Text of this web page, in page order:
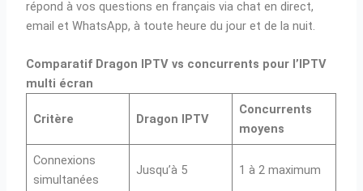
répond à vos questions en français via chat en direct,
email et WhatsApp, à toute heure du jour et de la nuit.
Comparatif Dragon IPTV vs concurrents pour l’IPTV
multi écran
Critère Dragon IPTV
Concurrents
moyens
Connexions
simultanées
Jusqu’à 5 1 à 2 maximum